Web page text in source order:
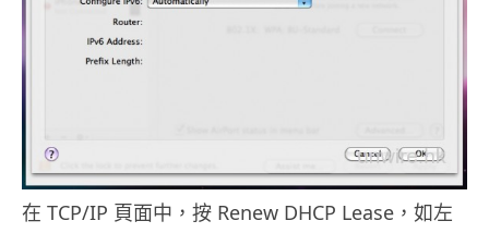
在 TCP/IP 頁面中，按 Renew DHCP Lease，如左